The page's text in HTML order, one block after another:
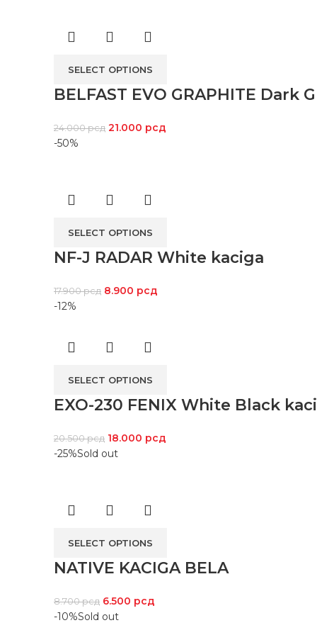
SELECT OPTIONS
BELFAST EVO GRAPHITE Dark
24.000рсд 21.000 рсд
-50%
SELECT OPTIONS
NF-J RADAR White kaciga
17.900рсд 8.900 рсд
-12%
SELECT OPTIONS
EXO-230 FENIX White Black
20.500рсд 18.000 рсд
-25%Sold out
SELECT OPTIONS
NATIVE KACIGA BELA
8.700рсд 6.500 рсд
-10%Sold out